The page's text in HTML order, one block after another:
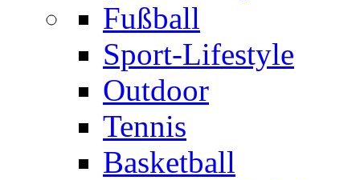
Fußball
Sport-Lifestyle
Outdoor
Tennis
Basketball